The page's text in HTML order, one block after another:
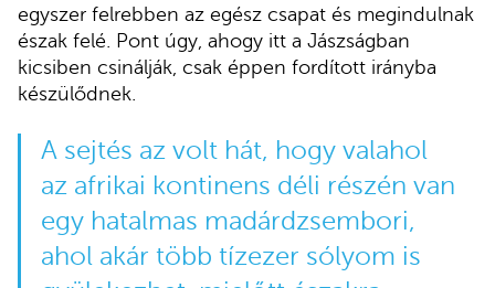
egyszer felrebben az egész csapat és megindulnak
észak felé. Pont úgy, ahogy itt a Jászságban
kicsiben csinálják, csak éppen fordított irányba
készülődnek.
A sejtés az volt hát, hogy valahol
az afrikai kontinens déli részén van
egy hatalmas madárdzsembori,
ahol akár több tízezer sólyom is